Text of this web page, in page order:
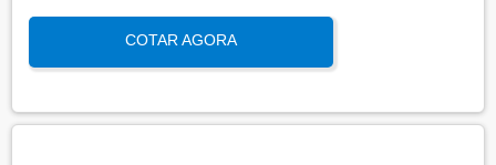
qualificação de operação é focada em verificar se o
sistema ou equipamento funciona dentro dos
parâmetros esperados em condições reais de
qualidade, produtividade e segurança no ambiente
COTAR AGORA